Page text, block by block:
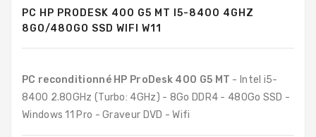
Durs
Composants
Composants
PC
PC HP PRODESK 400 G5 MT I5-8400 4GHZ
8GO/480GO SSD WIFI W11
PC reconditionné HP ProDesk 400 G5 MT - Intel i5-
8400 2.80GHz (Turbo: 4GHz) - 8Go DDR4 - 480Go SSD -
Windows 11 Pro - Graveur DVD - Wifi